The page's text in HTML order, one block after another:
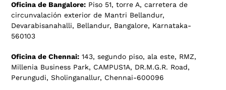
Oficina de Bangalore: Piso 51, torre A, carretera de
circunvalación exterior de Mantri Bellandur,
Devarabisanahalli, Bellandur, Bangalore, Karnataka-
560103
Oficina de Chennai: 143, segundo piso, ala este, RMZ,
Millenia Business Park, CAMPUS1A, DR.M.G.R. Road,
Perungudi, Sholinganallur, Chennai-600096